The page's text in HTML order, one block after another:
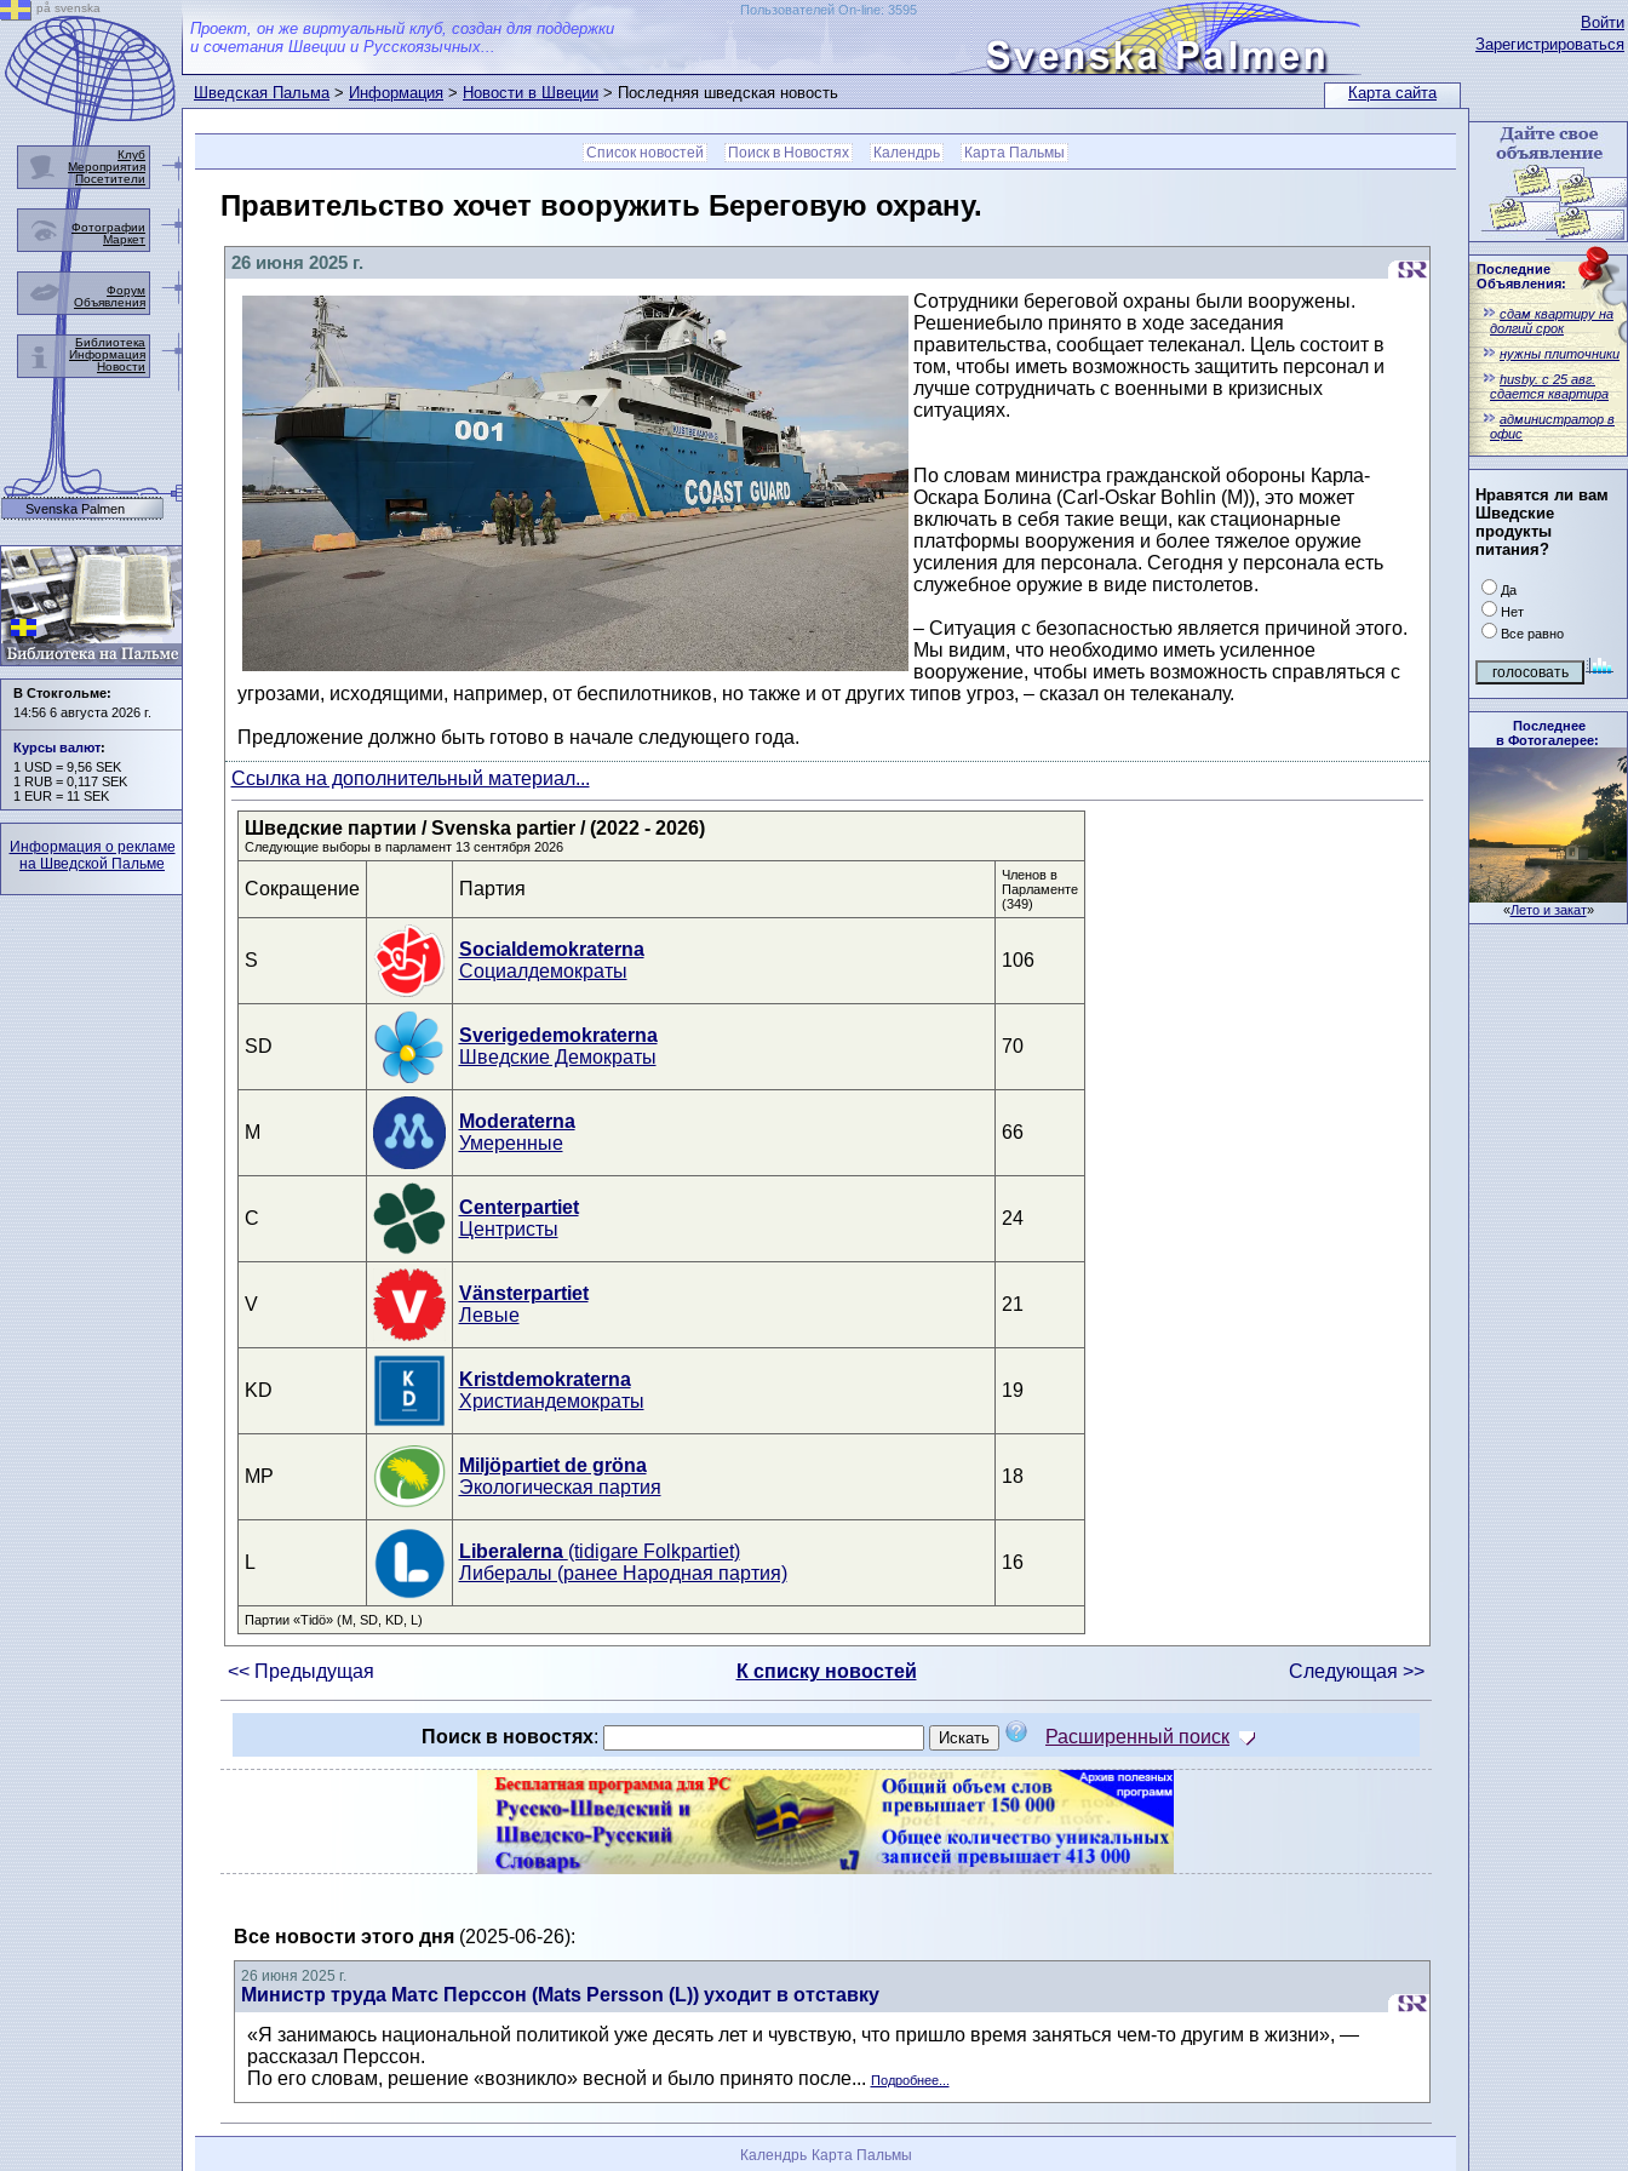
Карта сайта
Войти
Зарегистрироваться
Последние
Объявления:
сдам квартиру на
долгий срок
нужны плиточники
husby. с 25 авг.
сдается квартира
администратор в
офис
Нравятся ли вам
Шведские
продукты
питания?
Да
Нет
Все равно
Последнее
в Фотогалерее:
«Лето и закат»
Проект, он же виртуальный клуб, создан для поддержки
и сочетания Швеции и Русскоязычных...
Пользователей On-line: 3595
Шведская Пальма>Информация>Новости в Швеции> Последняя шведская новость
Список новостей Поиск в Новостях Календрь Карта Пальмы
Правительство хочет вооружить Береговую охрану.
26 июня 2025 г.
Сотрудники береговой охраны были вооружены.
Решениебыло принято в ходе заседания
правительства, сообщает телеканал. Цель состоит в
том, чтобы иметь возможность защитить персонал и
лучше сотрудничать с военными в кризисных
ситуациях.
По словам министра гражданской обороны Карла-
Оскара Болина (Carl-Oskar Bohlin (M)), это может
включать в себя такие вещи, как стационарные
платформы вооружения и более тяжелое оружие
усиления для персонала. Сегодня у персонала есть
служебное оружие в виде пистолетов.
– Ситуация с безопасностью является причиной этого.
Мы видим, что необходимо иметь усиленное
вооружение, чтобы иметь возможность справляться с
угрозами, исходящими, например, от беспилотников, но также и от других типов угроз, – сказал он телеканалу.
Предложение должно быть готово в начале следующего года.
Ссылка на дополнительный материал...
Шведские партии / Svenska partier / (2022 - 2026)
Следующие выборы в парламент 13 сентября 2026
Сокращение Партия
Членов в
Парламенте
(349)
S
Socialdemokraterna
Социалдемократы
106
SD
Sverigedemokraterna
Шведские Демократы
70
M
Moderaterna
Умеренные
66
C
Centerpartiet
Центристы
24
V
Vänsterpartiet
Левые
21
KD
Kristdemokraterna
Христиандемократы
19
MP
Miljöpartiet de gröna
Экологическая партия
18
L
Liberalerna (tidigare Folkpartiet)
Либералы (ранее Народная партия)
16
Партии «Tidö» (M, SD, KD, L)
<< Предыдущая К списку новостей Следующая >>
Поиск в новостях: Расширенный поиск
Все новости этого дня(2025-06-26):
26 июня 2025 г.
Министр труда Матс Перссон (Mats Persson (L)) уходит в отставку
«Я занимаюсь национальной политикой уже десять лет и чувствую, что пришло время заняться чем-то другим в жизни», —
рассказал Перссон.
По его словам, решение «возникло» весной и было принято после... Подробнее...
Календрь Карта Пальмы
på svenska
Клуб
Мероприятия
Посетители
Фотографии
Маркет
Форум
Объявления
Библиотека
Информация
Новости
Svenska Palmen
В Стокгольме:
14:56 6 августа 2026 г.
Курсы валют:
1 USD = 9,56 SEK
1 RUB = 0,117 SEK
1 EUR = 11 SEK
Информация о рекламе
на Шведской Пальме